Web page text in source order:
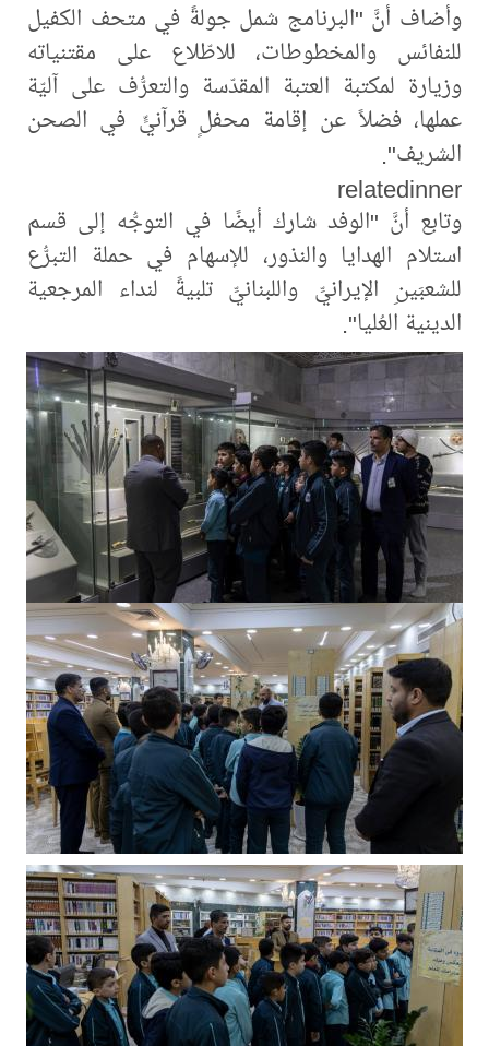
وأضاف أنَّ "البرنامج شمل جولةً في متحف الكفيل
للنفائس والمخطوطات، للاطّلاع على مقتنياته
وزيارة لمكتبة العتبة المقدّسة والتعرُّف على آليّة
عملها، فضلاً عن إقامة محفلٍ قرآنيٍّ في الصحن
الشريف".
relatedinner
وتابع أنَّ "الوفد شارك أيضًا في التوجُّه إلى قسم
استلام الهدايا والنذور، للإسهام في حملة التبرُّع
للشعبَينِ الإيرانيِّ واللبنانيِّ تلبيةً لنداء المرجعية
الدينية العُليا".